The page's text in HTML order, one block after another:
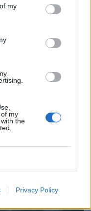
my
my
the
Privacy Policy
η φύση
τη σχέση
χώρους